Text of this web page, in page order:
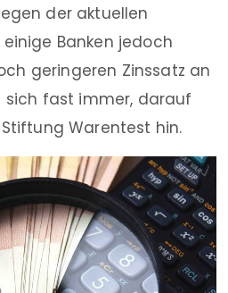
der aktuellen
Banken jedoch
geringeren Zinssatz an
sich fast immer, darauf
Warentest hin.